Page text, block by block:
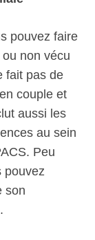
pouvez faire
non vécu
fait pas de
couple et
aussi les
au sein
Peu
pouvez
son